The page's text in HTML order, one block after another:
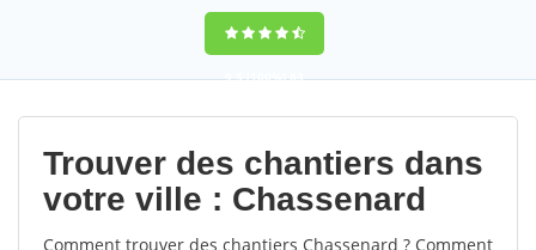
9,5(100%)63
votes
Trouver des chantiers dans
votre ville : Chassenard
Comment trouver des chantiers Chassenard ? Comment